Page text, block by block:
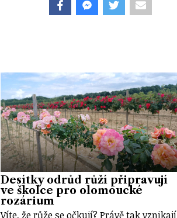
Desítky odrůd růží připravují
ve školce pro olomoucké
rozárium
Víte, že růže se očkují? Právě tak vznikají